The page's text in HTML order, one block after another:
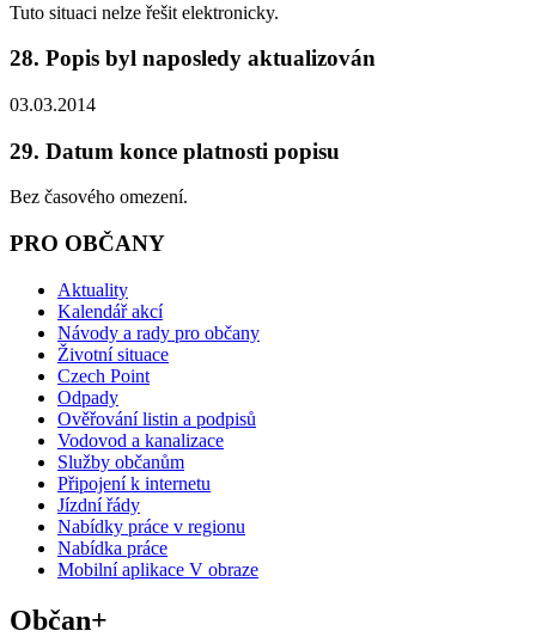
Tuto situaci nelze řešit elektronicky.
28. Popis byl naposledy aktualizován
03.03.2014
29. Datum konce platnosti popisu
Bez časového omezení.
PRO OBČANY
Aktuality
Kalendář akcí
Návody a rady pro občany
Životní situace
Czech Point
Odpady
Ověřování listin a podpisů
Vodovod a kanalizace
Služby občanům
Připojení k internetu
Jízdní řády
Nabídky práce v regionu
Nabídka práce
Mobilní aplikace V obraze
Občan+